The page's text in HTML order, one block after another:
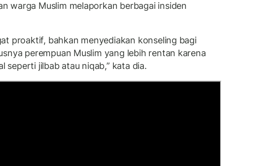
warga Muslim melaporkan berbagai insiden
proaktif, bahkan menyediakan konseling bagi
perempuan Muslim yang lebih rentan karena
seperti jilbab atau niqab,” kata dia.